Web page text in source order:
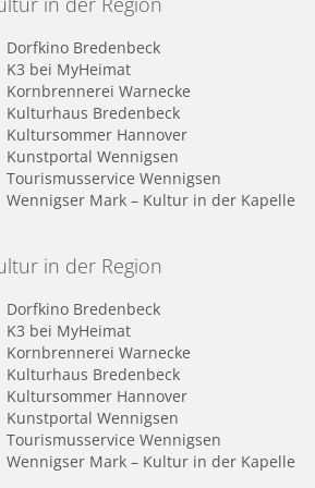
Dorfkino Bredenbeck
K3 bei MyHeimat
Kornbrennerei Warnecke
Kulturhaus Bredenbeck
Kultursommer Hannover
Kunstportal Wennigsen
Tourismusservice Wennigsen
Wennigser Mark – Kultur in der Kapelle
in der Region
Dorfkino Bredenbeck
K3 bei MyHeimat
Kornbrennerei Warnecke
Kulturhaus Bredenbeck
Kultursommer Hannover
Kunstportal Wennigsen
Tourismusservice Wennigsen
Wennigser Mark – Kultur in der Kapelle